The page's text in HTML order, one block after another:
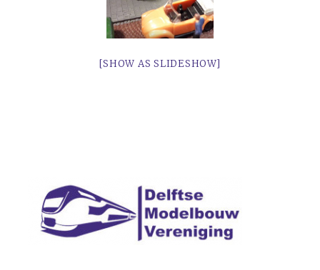
[SHOW AS SLIDESHOW]